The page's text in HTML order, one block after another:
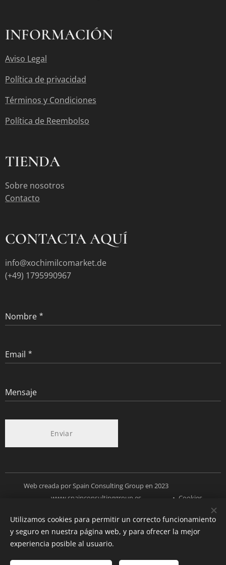
INFORMACIÓN
Aviso Legal
Política de privacidad
Términos y Condiciones
Política de Reembolso
TIENDA
Sobre nosotros
Contacto
CONTACTA AQUÍ
info@xochimilcomarket.de
(+49) 1795990967
Nombre
Email
Mensaje
Enviar
Web creada por Spain Consulting Group en 2023
www.spainconsultinggroup.es
Cookies
Idiomas
Español
Deutsch English
Utilizamos cookies para permitir un correcto funcionamiento
y seguro en nuestra página web, y para ofrecer la mejor
experiencia posible al usuario.